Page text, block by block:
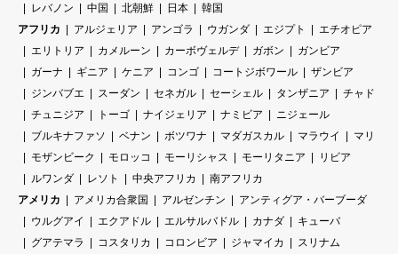
レバノン
中国 北朝鮮 日本
韓国
アフリカ
アルジェリア アンゴラ ウガンダ エジプト
エチオピア
エリトリア
カメルーン カーボヴェルデ ガボン
ガンビア
ガーナ
ギニア ケニア コンゴ コートジボワール
ザンビア
ジンバブエ
スーダン セネガル セーシェル タンザニア
チャド
チュニジア
トーゴ ナイジェリア ナミビア
ニジェール
ブルキナファソ
ベナン ボツワナ マダガスカル マラウイ
マリ
モザンビーク
モロッコ モーリシャス モーリタニア
リビア
ルワンダ
レソト 中央アフリカ
南アフリカ
アメリカ
アメリカ合衆国 アルゼンチン
アンティグア・バーブーダ
ウルグアイ
エクアドル エルサルバドル カナダ
キューバ
グアテマラ
コスタリカ コロンビア ジャマイカ
スリナム